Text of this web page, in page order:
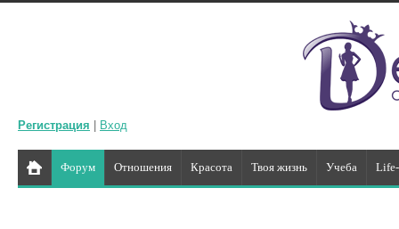
Регистрация Вход
Форум Отношения Красота Твоя жизнь Учеба